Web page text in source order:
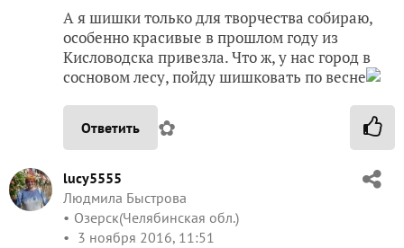
А я шишки только для творчества собираю,
особенно красивые в прошлом году из
Кисловодска привезла. Что ж, у нас город в
сосновом лесу, пойду шишковать по весне
Ответить ✿
lucy5555
Людмила Быстрова
Озерск(Челябинская обл.)
3 ноября 2016, 11:51